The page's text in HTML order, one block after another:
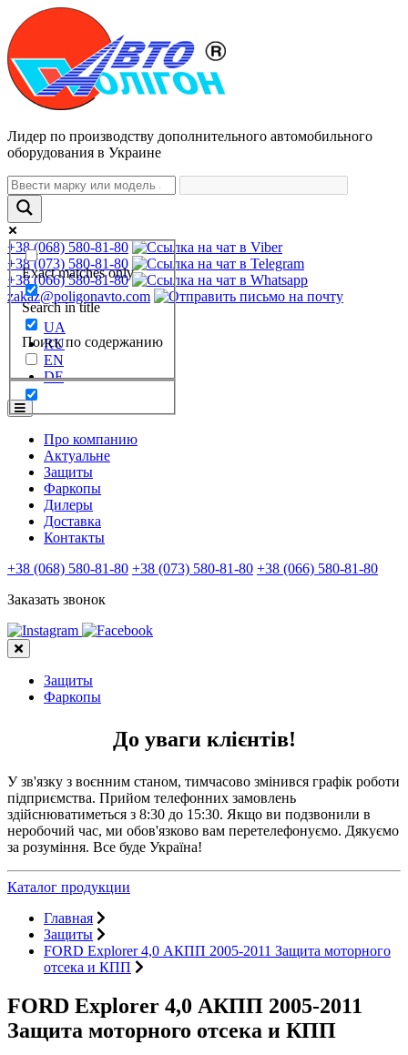
Лидер по производству дополнительного автомобильного
оборудования в Украине
Exact matches only
Search in title
Поиск по содержанию
+38 (068) 580-81-80
+38 (073) 580-81-80
+38 (066) 580-81-80
zakaz@poligonavto.com
UA
RU
EN
DE
Про компанию
Актуальне
Защиты
Фаркопы
Дилеры
Доставка
Контакты
+38 (068) 580-81-80 +38 (073) 580-81-80 +38 (066) 580-81-80
Заказать звонок
Защиты
Фаркопы
До уваги клієнтів!
У зв'язку з воєнним станом, тимчасово змінився графік роботи
підприємства. Прийом телефонних замовлень
здійснюватиметься з 8:30 до 15:30. Якщо ви подзвонили в
неробочий час, ми обов'язково вам перетелефонуємо. Дякуємо
за розуміння. Все буде Україна!
Каталог продукции
Главная
Защиты
FORD Explorer 4,0 АКПП 2005-2011 Защита моторного
отсека и КПП
FORD Explorer 4,0 АКПП 2005-2011
Защита моторного отсека и КПП